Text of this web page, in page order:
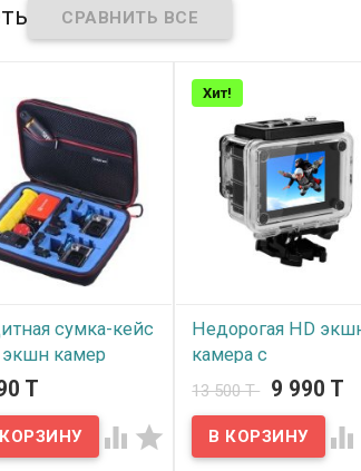
сумка-кейс
камер
5/4/3+/3,
Smatree
BL
T
 
Хит!
Hедорогая HD
камера с
крепежей в
комплекте, ID1080P
13 500 T 9 990 T
